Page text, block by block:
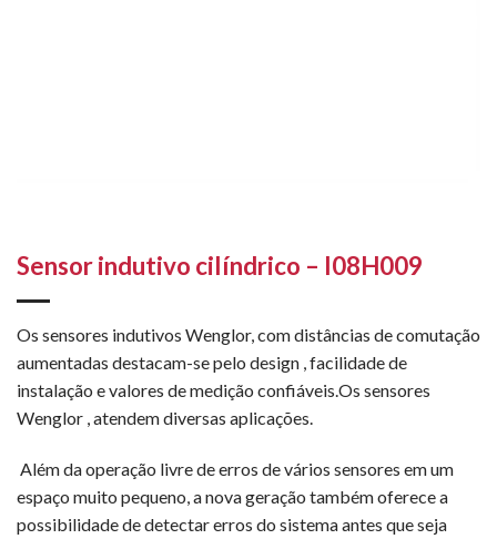
Sensor indutivo cilíndrico – I08H009
Os sensores indutivos Wenglor, com distâncias de comutação
aumentadas destacam-se pelo design , facilidade de
instalação e valores de medição confiáveis.Os sensores
Wenglor , atendem diversas aplicações.
Além da operação livre de erros de vários sensores em um
espaço muito pequeno, a nova geração também oferece a
possibilidade de detectar erros do sistema antes que seja